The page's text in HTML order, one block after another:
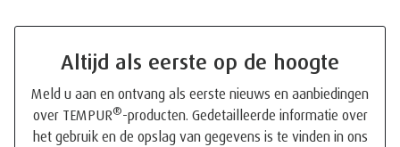
Altijd als eerste op de hoogte
Meld u aan en ontvang als eerste nieuws en aanbiedingen
over TEMPUR®-producten. Gedetailleerde informatie over
het gebruik en de opslag van gegevens is te vinden in ons